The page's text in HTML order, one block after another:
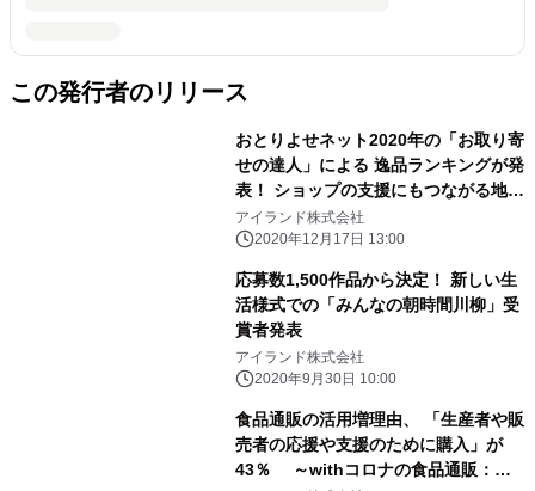
この発行者のリリース
おとりよせネット2020年の「お取り寄
せの達人」による 逸品ランキングが発
表！ ショップの支援にもつながる地域
性のある商品が多数ランクイン
アイランド株式会社
2020年12月17日 13:00
応募数1,500作品から決定！ 新しい生
活様式での「みんなの朝時間川柳」受
賞者発表
アイランド株式会社
2020年9月30日 10:00
食品通販の活用増理由、 「生産者や販
売者の応援や支援のために購入」が
43％ ～withコロナの食品通販：